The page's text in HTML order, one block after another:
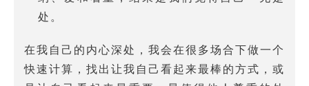
处。
在我自己的内心深处，我会在很多场合下做一个
快速计算，找出让我自己看起来最棒的方式，或